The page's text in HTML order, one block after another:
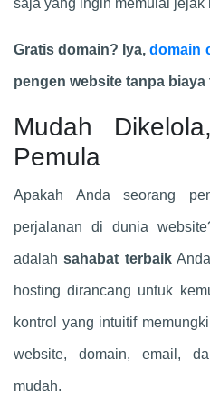
saja yang ingin memulai jejak
Gratis domain? Iya,domain
pengen website tanpa biaya
Mudah
Pemula
Apakah Anda seorang
perjalanan di dunia
adalahsahabat terbaik
hosting dirancang untuk
kontrol yang intuitif
website, domain, email,
mudah.